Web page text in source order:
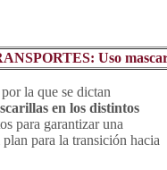
Uso
por la que se dictan
en los distintos
para garantizar una
para la transición hacia